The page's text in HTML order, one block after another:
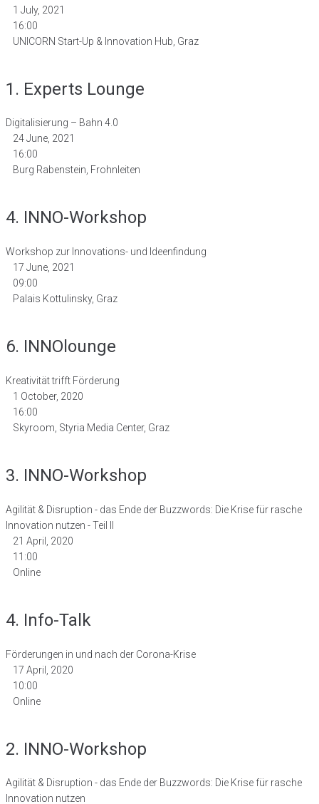
1 July, 2021
16:00
UNICORN Start-Up & Innovation Hub, Graz
1. Experts Lounge
Digitalisierung – Bahn 4.0
24 June, 2021
16:00
Burg Rabenstein, Frohnleiten
4. INNO-Workshop
Workshop zur Innovations- und Ideenfindung
17 June, 2021
09:00
Palais Kottulinsky, Graz
6. INNOlounge
Kreativität trifft Förderung
1 October, 2020
16:00
Skyroom, Styria Media Center, Graz
3. INNO-Workshop
Agilität & Disruption - das Ende der Buzzwords: Die Krise für rasche
Innovation nutzen - Teil II
21 April, 2020
11:00
Online
4. Info-Talk
Förderungen in und nach der Corona-Krise
17 April, 2020
10:00
Online
2. INNO-Workshop
Agilität & Disruption - das Ende der Buzzwords: Die Krise für rasche
Innovation nutzen